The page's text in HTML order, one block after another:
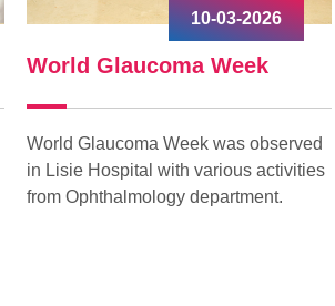
10-03-2026
World Glaucoma Week
World Glaucoma Week was observed
in Lisie Hospital with various activities
from Ophthalmology department.